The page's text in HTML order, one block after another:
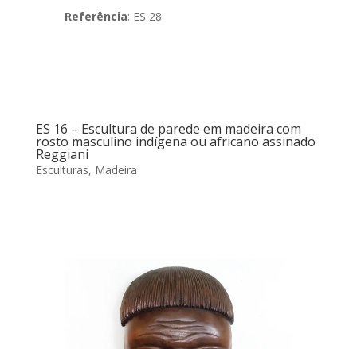
Referência: ES 28
ES 16 – Escultura de parede em madeira com
rosto masculino indígena ou africano assinado
Reggiani
Esculturas, Madeira